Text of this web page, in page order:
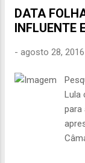
ao
– A
DATA
INFLUENTE
- agosto 28, 2016
Lula
para